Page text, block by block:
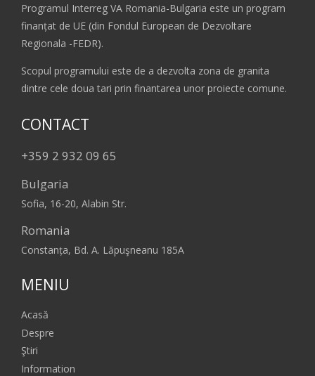
Programul Interreg VA Romania-Bulgaria este un program
finanțat de UE (din Fondul European de Dezvoltare
Regionala -FEDR).
Scopul programului este de a dezvolta zona de granita
dintre cele doua tari prin finantarea unor proiecte comune.
CONTACT
+359 2 932 09 65
Bulgaria
Sofia, 16-20, Alabin Str.
Romania
Constanța, Bd. A. Lăpuşneanu 185A
MENIU
Acasă
Despre
Ştiri
Information